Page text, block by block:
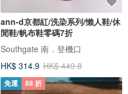
ann-d京都紅/洗染系列/懶人鞋/休
閒鞋/帆布鞋零碼7折
Southgate 南．登機口
HK$ 314.9 HK$ 449.8
免運 88 折